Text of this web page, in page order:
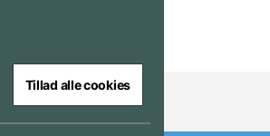
Tillad alle cookies